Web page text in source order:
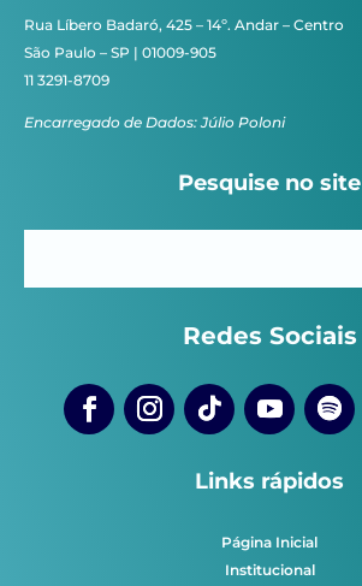
Rua Líbero Badaró, 425 – 14º. Andar – Centro
São Paulo – SP | 01009-905
11 3291-8709
Encarregado de Dados: Júlio Poloni
Pesquise no site
Redes Sociais
Links rápidos
Página Inicial
Institucional